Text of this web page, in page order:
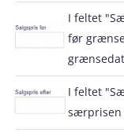
I feltet
før
I feltet
særprisen